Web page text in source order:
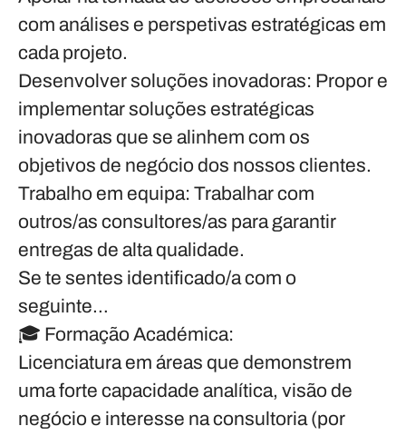
com análises e perspetivas estratégicas em
cada projeto.
Desenvolver soluções inovadoras: Propor e
implementar soluções estratégicas
inovadoras que se alinhem com os
objetivos de negócio dos nossos clientes.
Trabalho em equipa: Trabalhar com
outros/as consultores/as para garantir
entregas de alta qualidade.
Se te sentes identificado/a com o
seguinte…
🎓 Formação Académica:
Licenciaturaem áreas que demonstrem
uma forte capacidade analítica, visão de
negócio e interesse na consultoria (por